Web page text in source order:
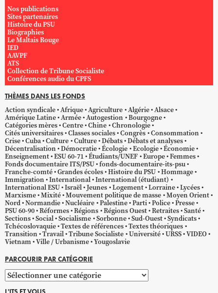
Nos publications
Sites partenaires
Histoire du PSU
Biographies
Le Maltais Rouge
IED
AAVPF
ATS
Collection de Tribune Socialiste
Conférences audio du CPFS
THÈMES DANS LES FONDS
Action syndicale Afrique Agriculture Algérie Alsace
Amérique Latine Armée Autogestion
Bourgogne
Catégories mères Centre Chine Chronologie
Cités universitaires Classes sociales Congrès Consommation
Crise Cuba Culture Culture Débats Débats et analyses
Décentralisation Démocratie Écologie Ecologie Économie
Enseignement ESU 60-71 Étudiants/UNEF Europe Femmes
Fonds documentaire ITS/PSU fonds-documentaire-its-psu
Franche-comté Grandes écoles Histoire du PSU Hommage
Immigration International International (étudiant)
International ESU Israël Jeunes Logement Lorraine Lycées
Marxisme Mixité Mouvement politique de masse Moyen Orient
Nord Normandie Nucléaire Palestine Parti Police Presse
PSU 60-90 Réformes Régions Régions Ouest Retraites Santé
Sections Social Socialisme Sorbonne Sud-Ouest Syndicats
Tchécoslovaquie Textes de références Textes théoriques
Transition Travail Tribune Socialiste Université URSS VIDEO
Vietnam Ville / Urbanisme Yougoslavie
PARCOURIR PAR CATÉGORIE
Parcourir
par